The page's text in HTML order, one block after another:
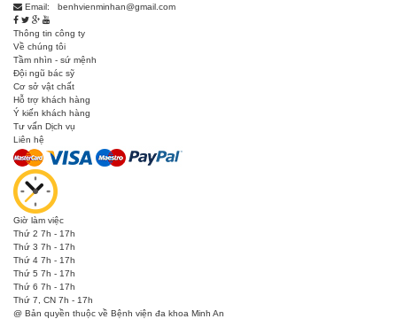
Email: benhvienminhan@gmail.com
Thông tin công ty
Về chúng tôi
Tầm nhìn - sứ mệnh
Đội ngũ bác sỹ
Cơ sở vật chất
Hỗ trợ khách hàng
Ý kiến khách hàng
Tư vấn Dịch vụ
Liên hệ
Giờ làm việc
Thứ 2 7h - 17h
Thứ 3 7h - 17h
Thứ 4 7h - 17h
Thứ 5 7h - 17h
Thứ 6 7h - 17h
Thứ 7, CN 7h - 17h
@ Bản quyền thuộc về Bệnh viện đa khoa Minh An